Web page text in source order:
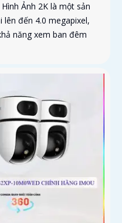
Ảnh 2K là một sản
đến 4.0 megapixel,
năng xem ban đêm